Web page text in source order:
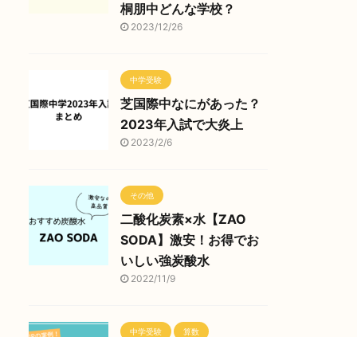
桐朋中どんな学校？
2023/12/26
中学受験
芝国際中なにがあった？
2023年入試で大炎上
2023/2/6
その他
二酸化炭素×水【ZAO
SODA】激安！お得でお
いしい強炭酸水
2022/11/9
中学受験 算数